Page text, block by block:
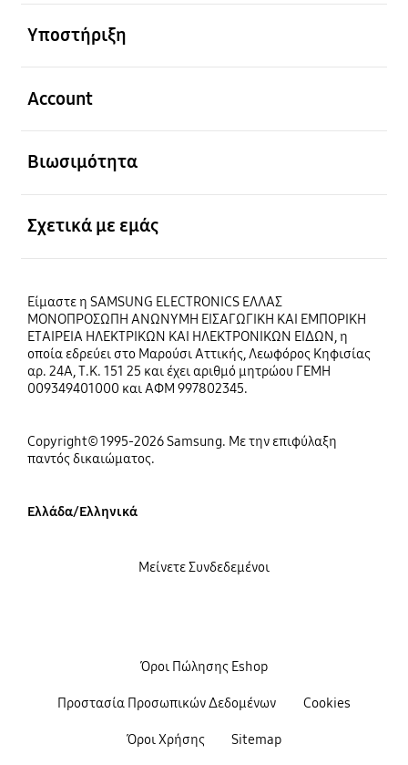
Υποστήριξη
Account
Βιωσιμότητα
Σχετικά με εμάς
Είμαστε η SAMSUNG ELECTRONICS ΕΛΛΑΣ
ΜΟΝΟΠΡΟΣΩΠΗ ΑΝΩΝΥΜΗ ΕΙΣΑΓΩΓΙΚΗ ΚΑΙ ΕΜΠΟΡΙΚΗ
ΕΤΑΙΡΕΙΑ ΗΛΕΚΤΡΙΚΩΝ ΚΑΙ ΗΛΕΚΤΡΟΝΙΚΩΝ ΕΙΔΩΝ, η
οποία εδρεύει στο Μαρούσι Αττικής, Λεωφόρος Κηφισίας
αρ. 24Α, Τ.Κ. 151 25 και έχει αριθμό μητρώου ΓΕΜΗ
009349401000 και ΑΦΜ 997802345.
Copyright© 1995-2026 Samsung. Με την επιφύλαξη
παντός δικαιώματος.
Ελλάδα/Ελληνικά
Όροι Πώλησης Eshop
Προστασία Προσωπικών Δεδομένων Cookies
Όροι Χρήσης Sitemap
Μείνετε Συνδεδεμένοι